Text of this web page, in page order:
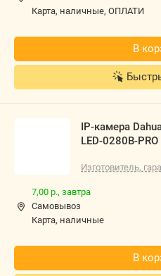
Изготовитель, гарантийный срок.
Бесплатная
карта, наличные, ОПЛАТИ
В
IP-камера Dahua DH-IPC-
PRO